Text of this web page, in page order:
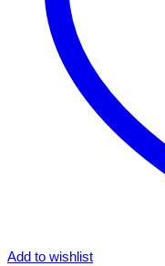
Add to wishlist